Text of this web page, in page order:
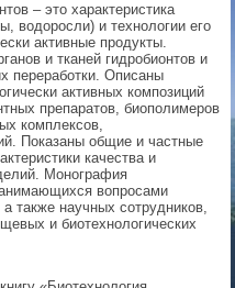
– это характеристика
водоросли) и технологии его
активные продукты.
и тканей гидробионтов и
переработки. Описаны
активных композиций
препаратов, биополимеров
комплексов,
Показаны общие и частные
качества и
Монография
вопросами
также научных сотрудников,
и биотехнологических